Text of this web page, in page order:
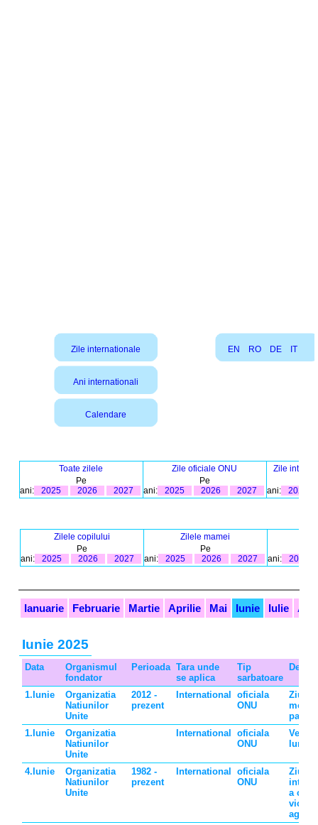
Zile internationale
Ani internationali
Calendare
EN RO DE IT
Toate zilele Zile oficiale ONU
Zile
Pe
ani:
2025 2026 2027
Pe
ani:
2025 2026 2027 ani: 2025
Zilele copilului Zilele mamei
Pe
ani:
2025 2026 2027
Pe
ani:
2025 2026 2027 ani: 2025
Ianuarie Februarie Martie Aprilie Mai Iunie Iulie
Iunie 2025
Data
Organismul
fondator
Perioada Tara unde
se aplica
Tip
sarbatoare
1.Iunie
Organizatia
Natiunilor
Unite
2012 -
prezent
International
oficiala
ONU
Ziua
1.Iunie
Organizatia
Natiunilor
Unite
International
oficiala
ONU
lunii
4.Iunie
Organizatia
Natiunilor
Unite
1982 -
prezent
International
oficiala
ONU
Ziua
a